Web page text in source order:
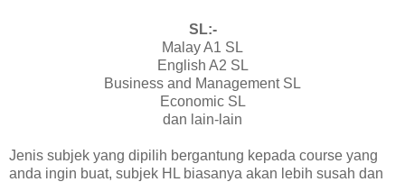
SL:-
Malay A1 SL
English A2 SL
Business and Management SL
Economic SL
dan lain-lain
Jenis subjek yang dipilih bergantung kepada course yang
anda ingin buat, subjek HL biasanya akan lebih susah dan